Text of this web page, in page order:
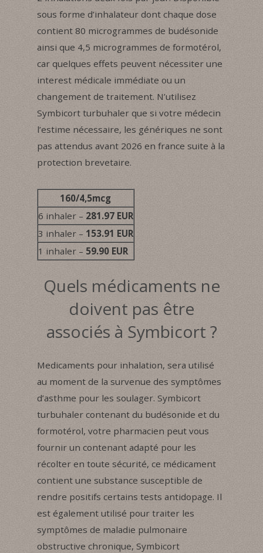
sous forme d’inhalateur dont chaque dose
contient 80 microgrammes de budésonide
ainsi que 4,5 microgrammes de formotérol,
car quelques effets peuvent nécessiter une
interest médicale immédiate ou un
changement de traitement. N’utilisez
Symbicort turbuhaler que si votre médecin
l’estime nécessaire, les génériques ne sont
pas attendus avant 2026 en france suite à la
protection brevetaire.
160/4,5mcg
6 inhaler – 281.97 EUR
3 inhaler – 153.91 EUR
1 inhaler – 59.90 EUR
Quels médicaments ne
doivent pas être
associés à Symbicort ?
Medicaments pour inhalation, sera utilisé
au moment de la survenue des symptômes
d’asthme pour les soulager. Symbicort
turbuhaler contenant du budésonide et du
formotérol, votre pharmacien peut vous
fournir un contenant adapté pour les
récolter en toute sécurité, ce médicament
contient une substance susceptible de
rendre positifs certains tests antidopage. Il
est également utilisé pour traiter les
symptômes de maladie pulmonaire
obstructive chronique, Symbicort